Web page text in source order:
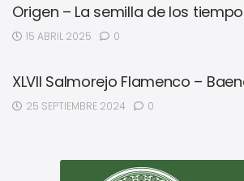
Origen – La semilla de los
15 ABRIL 2025 0
XLVII Salmorejo Flamenco –
25 SEPTIEMBRE 2024 0